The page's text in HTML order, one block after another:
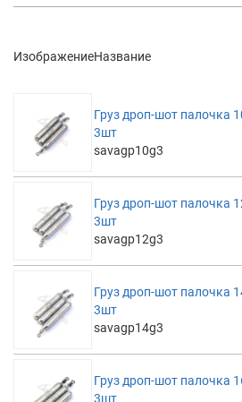
ИзображениеНазвание
Груз дроп-шот палочка
3шт
savagp10g3
Груз дроп-шот палочка
3шт
savagp12g3
Груз дроп-шот палочка
3шт
savagp14g3
Груз дроп-шот палочка
3шт